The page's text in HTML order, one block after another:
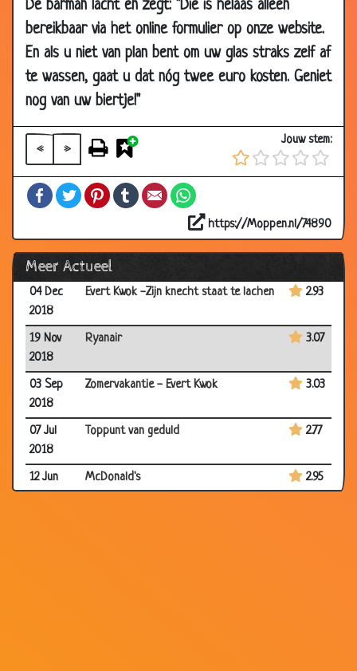
De barman lacht en zegt: "Die is helaas alleen
bereikbaar via het online formulier op onze website.
En als u niet van plan bent om uw glas straks zelf af
te wassen, gaat u dat nóg twee euro kosten. Geniet
nog van uw biertje!"
« »
Jouw stem:
FacebookTwitterPinterestTumblrEmail
https://Moppen.nl/74890
Meer Actueel
2019
01 Jan
2019
Gelukkig nieuwjaar 2.97
01 Jan
2019
Gelukkig nieuwjaar
12 Dec
Evert Kwok - Even sparren 3.09
07 Dec
Evert Kwok - Wijzen uit het oosten
2018
04 Dec
2018
Evert Kwok -Zijn knecht staat te lachen 2.93
19 Nov
2018
Ryanair 3.07
03 Sep
2018
Zomervakantie - Evert Kwok 3.03
07 Jul
2018
Toppunt van geduld 2.77
12 Jun
McDonald's 2.95